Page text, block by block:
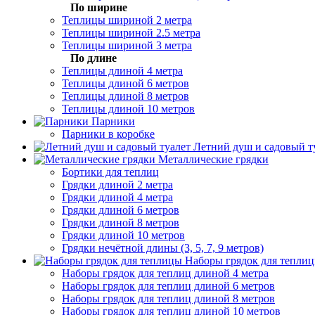
По ширине
Теплицы шириной 2 метра
Теплицы шириной 2.5 метра
Теплицы шириной 3 метра
По длине
Теплицы длиной 4 метра
Теплицы длиной 6 метров
Теплицы длиной 8 метров
Теплицы длиной 10 метров
Парники
Парники в коробке
Летний душ и садовый
Металлические грядки
Бортики для теплиц
Грядки длиной 2 метра
Грядки длиной 4 метра
Грядки длиной 6 метров
Грядки длиной 8 метров
Грядки длиной 10 метров
Грядки нечётной длины (3, 5, 7, 9 метров)
Наборы грядок для
Наборы грядок для теплиц длиной 4 метра
Наборы грядок для теплиц длиной 6 метров
Наборы грядок для теплиц длиной 8 метров
Наборы грядок для теплиц длиной 10 метров